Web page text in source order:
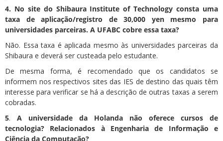
4. No site do Shibaura Institute of Technology consta uma
taxa de aplicação/registro de 30,000 yen mesmo para
universidades parceiras. A UFABC cobre essa taxa?
Não. Essa taxa é aplicada mesmo às universidades parceiras da
Shibaura e deverá ser custeada pelo estudante.
De mesma forma, é recomendado que os candidatos se
informem nos respectivos sites das IES de destino das quais têm
interesse para verificar se há a descrição de outras taxas a serem
cobradas.
5. A universidade da Holanda não oferece cursos de
tecnologia? Relacionados à Engenharia de Informação e
Ciência da Computação?